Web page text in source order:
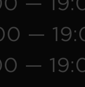
—
—
—